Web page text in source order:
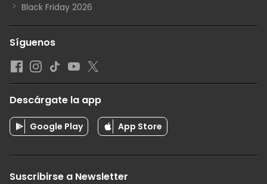
Black Friday 2026
Síguenos
Descárgate la app
Google Play App Store
Suscribirse a Newsletter